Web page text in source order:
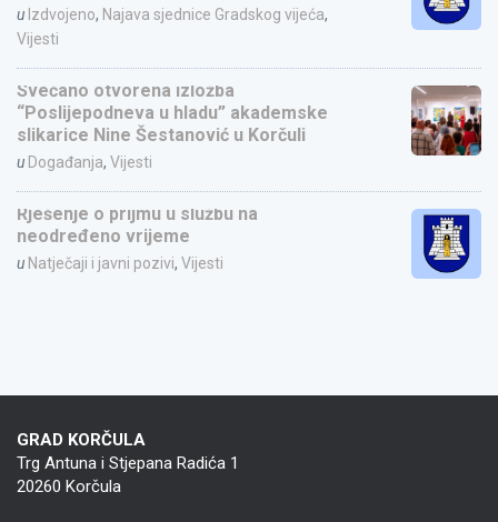
u Izdvojeno, Najava sjednice Gradskog vijeća,
Vijesti
Svečano otvorena izložba
“Poslijepodneva u hladu” akademske
slikarice Nine Šestanović u Korčuli
u Događanja, Vijesti
Rješenje o prijmu u službu na
neodređeno vrijeme
u Natječaji i javni pozivi, Vijesti
GRAD KORČULA
Trg Antuna i Stjepana Radića 1
20260 Korčula